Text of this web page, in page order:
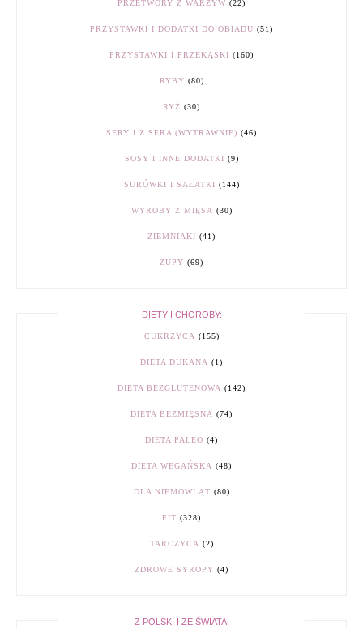
PRZETWORY Z WARZYW (22)
PRZYSTAWKI I DODATKI DO OBIADU (51)
PRZYSTAWKI I PRZEKĄSKI (160)
RYBY (80)
RYŻ (30)
SERY I Z SERA (WYTRAWNIE) (46)
SOSY I INNE DODATKI (9)
SURÓWKI I SAŁATKI (144)
WYROBY Z MIĘSA (30)
ZIEMNIAKI (41)
ZUPY (69)
DIETY I CHOROBY:
CUKRZYCA (155)
DIETA DUKANA (1)
DIETA BEZGLUTENOWA (142)
DIETA BEZMIĘSNA (74)
DIETA PALEO (4)
DIETA WEGAŃSKA (48)
DLA NIEMOWLĄT (80)
FIT (328)
TARCZYCA (2)
ZDROWE SYROPY (4)
Z POLSKI I ZE ŚWIATA: